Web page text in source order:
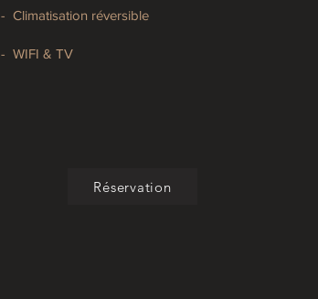
- Climatisation réversible
- WIFI & TV
Réservation